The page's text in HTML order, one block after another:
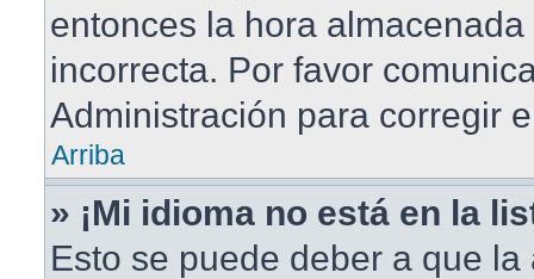
entonces la hora
incorrecta. Por favor
Administración para corregir
Arriba
» ¡Mi idioma no está en la
Esto se puede deber a que